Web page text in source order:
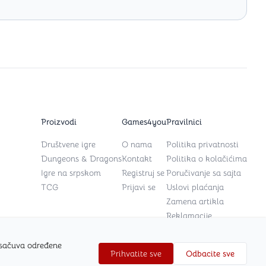
određene
Prihvatite sve Odbacite sve
Proizvodi
Društvene igre
Dungeons & Dragons
Igre na srpskom
TCG
Games4you
O nama
Kontakt
Registruj se
Prijavi se
Pravilnici
Politika privatnosti
Politika o kolačićima
Poručivanje sa sajta
Uslovi plaćanja
Zamena artikla
Reklamacije